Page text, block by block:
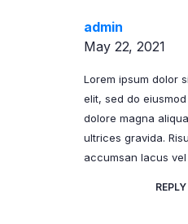
admin
May 22, 2021
Lorem ipsum dolor
elit, sed do
dolore magna
ultrices gravida.
accumsan lacus
REPLY